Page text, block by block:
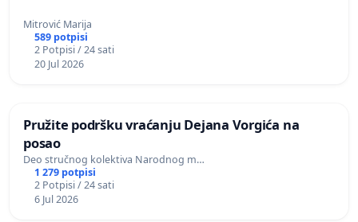
Mitrović Marija
589 potpisi
2 Potpisi / 24 sati
20 Jul 2026
Pružite podršku vraćanju Dejana Vorgića na
posao
Deo stručnog kolektiva Narodnog m…
1 279 potpisi
2 Potpisi / 24 sati
6 Jul 2026